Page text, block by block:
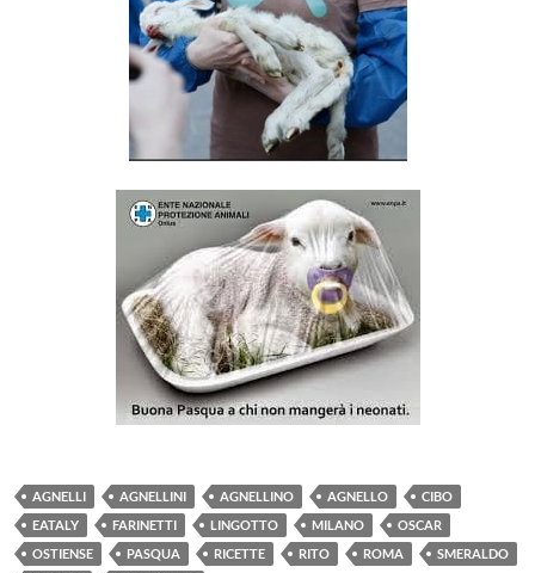
AGNELLI AGNELLINI AGNELLINO AGNELLO
CIBO
EATALY
FARINETTI LINGOTTO MILANO
OSCAR
OSTIENSE
PASQUA RICETTE RITO ROMA
SMERALDO